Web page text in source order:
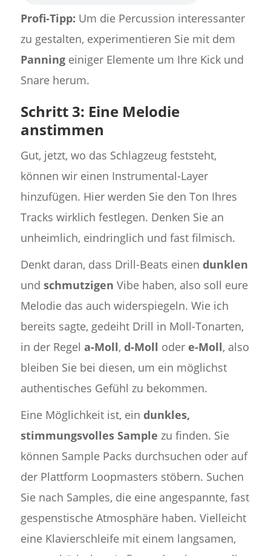
Profi-Tipp: Um die Percussion interessanter
zu gestalten, experimentieren Sie mit dem
Panningeiniger Elemente um Ihre Kick und
Snare herum.
Schritt 3: Eine Melodie
anstimmen
Gut, jetzt, wo das Schlagzeug feststeht,
können wir einen Instrumental-Layer
hinzufügen. Hier werden Sie den Ton Ihres
Tracks wirklich festlegen. Denken Sie an
unheimlich, eindringlich und fast filmisch.
Denkt daran, dass Drill-Beats einen dunklen
und schmutzigen Vibe haben, also soll eure
Melodie das auch widerspiegeln. Wie ich
bereits sagte, gedeiht Drill in Moll-Tonarten,
in der Regel a-Moll, d-Moll oder e-Moll, also
bleiben Sie bei diesen, um ein möglichst
authentisches Gefühl zu bekommen.
Eine Möglichkeit ist, ein dunkles,
stimmungsvolles Sample zu finden. Sie
können Sample Packs durchsuchen oder auf
der Plattform Loopmasters stöbern. Suchen
Sie nach Samples, die eine angespannte, fast
gespenstische Atmosphäre haben. Vielleicht
eine Klavierschleife mit einem langsamen,